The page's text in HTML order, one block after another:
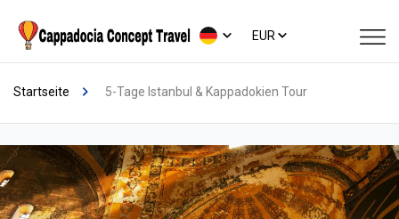
EUR
Startseite 5-Tage Istanbul & Kappadokien Tour